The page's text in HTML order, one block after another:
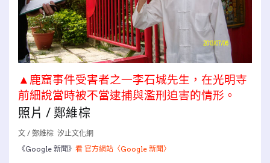
▲鹿窟事件受害者之一李石城先生，在光明寺
前細說當時被不當逮捕與濫刑迫害的情形。
照片 / 鄭維棕
文 / 鄭維棕 汐止文化網
《Google 新聞》 看 官方網站〈Google 新聞〉